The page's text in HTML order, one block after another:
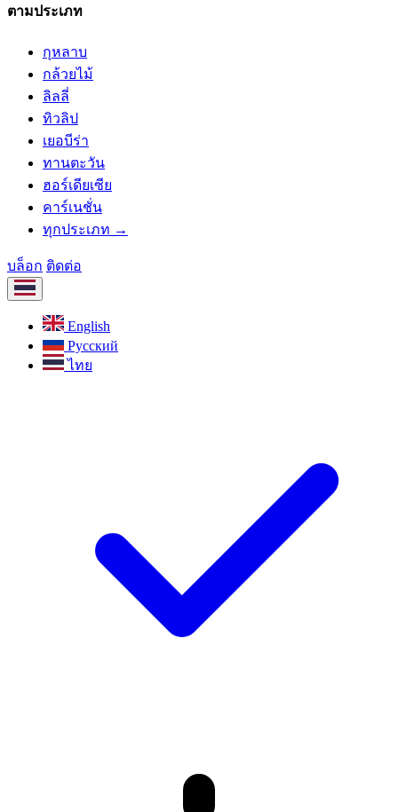
ตามประเภท
กุหลาบ
กล้วยไม้
ลิลลี่
ทิวลิป
เยอบีร่า
ทานตะวัน
ฮอร์เดียเซีย
คาร์เนชั่น
ทุกประเภท →
บล็อก ติดต่อ
English
Русский
ไทย